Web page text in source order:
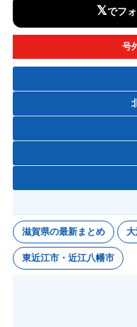
𝕏でフ
号
滋賀県の最新まとめ
東近江市・近江八幡市